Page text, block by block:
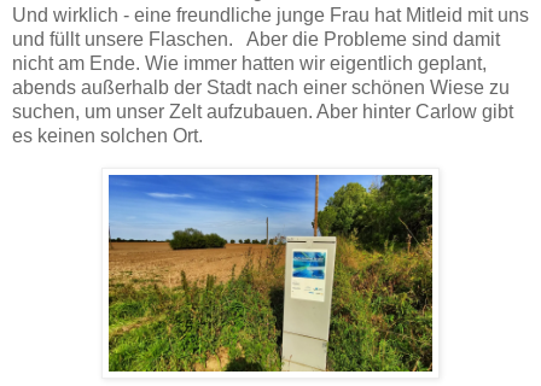
Und wirklich - eine freundliche junge Frau hat Mitleid mit uns
und füllt unsere Flaschen. Aber die Probleme sind damit
nicht am Ende. Wie immer hatten wir eigentlich geplant,
abends außerhalb der Stadt nach einer schönen Wiese zu
suchen, um unser Zelt aufzubauen. Aber hinter Carlow gibt
es keinen solchen Ort.